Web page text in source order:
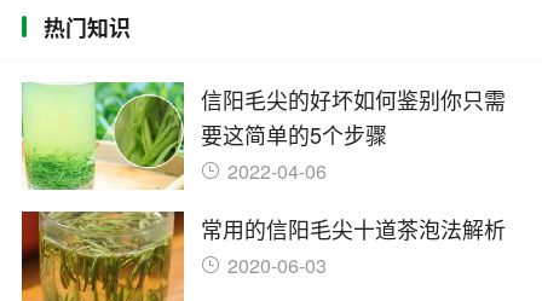
热门知识
信阳毛尖的好坏如何鉴别你只需
要这简单的5个步骤
2022-04-06
常用的信阳毛尖十道茶泡法解析
2020-06-03